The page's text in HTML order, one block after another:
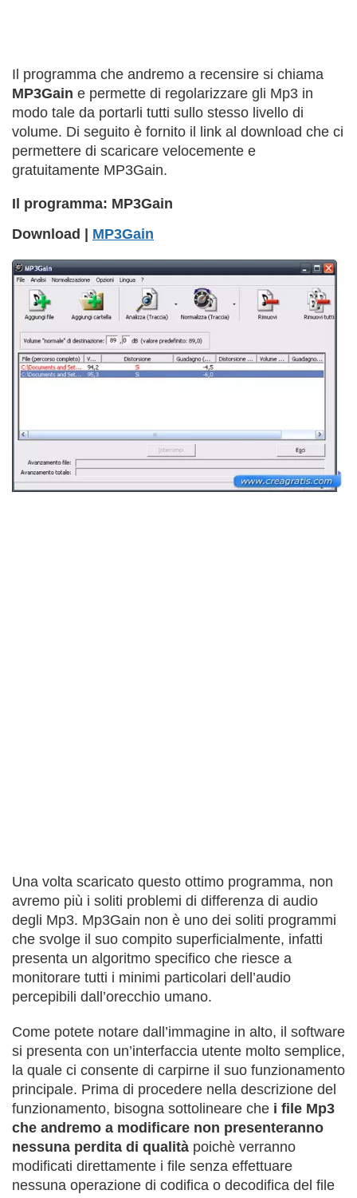
Il programma che andremo a recensire si chiama
MP3Gain e permette di regolarizzare gli Mp3 in
modo tale da portarli tutti sullo stesso livello di
volume. Di seguito è fornito il link al download che ci
permettere di scaricare velocemente e
gratuitamente MP3Gain.
Il programma: MP3Gain
Download | MP3Gain
Una volta scaricato questo ottimo programma, non
avremo più i soliti problemi di differenza di audio
degli Mp3. Mp3Gain non è uno dei soliti programmi
che svolge il suo compito superficialmente, infatti
presenta un algoritmo specifico che riesce a
monitorare tutti i minimi particolari dell’audio
percepibili dall’orecchio umano.
Come potete notare dall’immagine in alto, il software
si presenta con un’interfaccia utente molto semplice,
la quale ci consente di carpirne il suo funzionamento
principale. Prima di procedere nella descrizione del
funzionamento, bisogna sottolineare che i file Mp3
che andremo a modificare non presenteranno
nessuna perdita di qualità poichè verranno
modificati direttamente i file senza effettuare
nessuna operazione di codifica o decodifica del file